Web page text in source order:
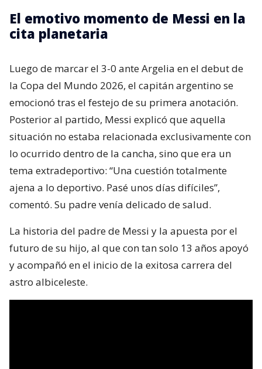
El emotivo momento de Messi en la
cita planetaria
Luego de marcar el 3-0 ante Argelia en el debut de
la Copa del Mundo 2026, el capitán argentino se
emocionó tras el festejo de su primera anotación.
Posterior al partido, Messi explicó que aquella
situación no estaba relacionada exclusivamente con
lo ocurrido dentro de la cancha, sino que era un
tema extradeportivo: “Una cuestión totalmente
ajena a lo deportivo. Pasé unos días difíciles”,
comentó. Su padre venía delicado de salud.
La historia del padre de Messi y la apuesta por el
futuro de su hijo, al que con tan solo 13 años apoyó
y acompañó en el inicio de la exitosa carrera del
astro albiceleste.